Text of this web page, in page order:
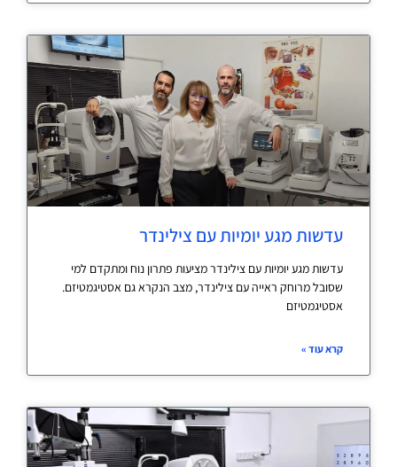
עדשות מגע יומיות עם צילינדר
עדשות מגע יומיות עם צילינדר מציעות פתרון נוח ומתקדם למי
שסובל מרוחק ראייה עם צילינדר, מצב הנקרא גם אסטיגמטיזם.
אסטיגמטיזם
קרא עוד »